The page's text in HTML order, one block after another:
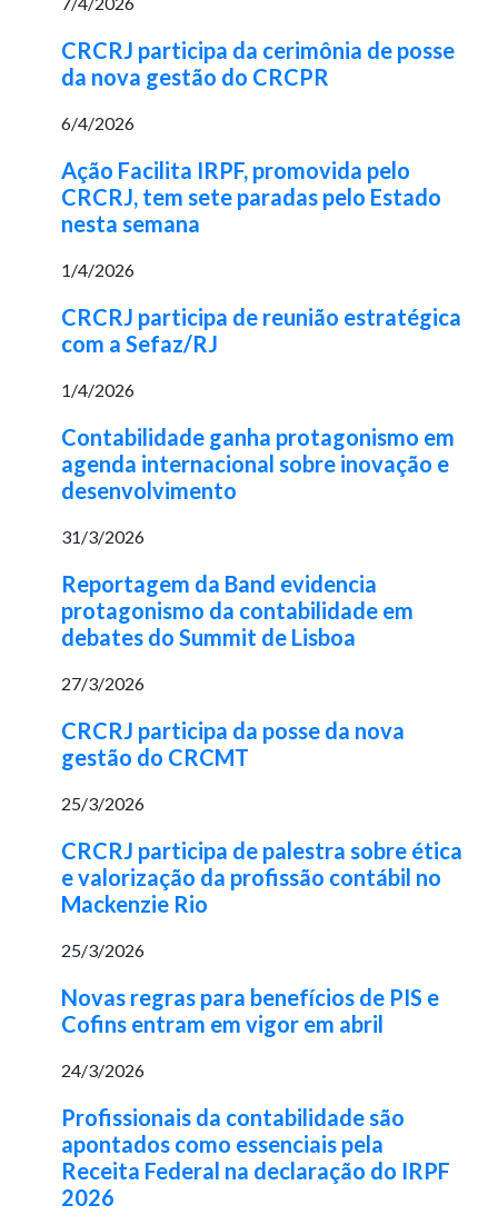
CRCRJ participa da cerimônia de posse
da nova gestão do CRCPR
6/4/2026
Ação Facilita IRPF, promovida pelo
CRCRJ, tem sete paradas pelo Estado
nesta semana
1/4/2026
CRCRJ participa de reunião estratégica
com a Sefaz/RJ
1/4/2026
Contabilidade ganha protagonismo em
agenda internacional sobre inovação e
desenvolvimento
31/3/2026
Reportagem da Band evidencia
protagonismo da contabilidade em
debates do Summit de Lisboa
27/3/2026
CRCRJ participa da posse da nova
gestão do CRCMT
25/3/2026
CRCRJ participa de palestra sobre ética
e valorização da profissão contábil no
Mackenzie Rio
25/3/2026
Novas regras para benefícios de PIS e
Cofins entram em vigor em abril
24/3/2026
Profissionais da contabilidade são
apontados como essenciais pela
Receita Federal na declaração do IRPF
2026